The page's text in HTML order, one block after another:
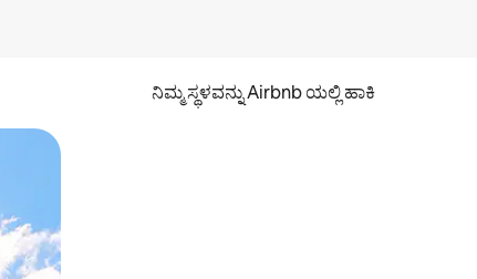
ನಿಮ್ಮ ಸ್ಥಳವನ್ನು Airbnb ಯಲ್ಲಿ ಹಾಕಿ